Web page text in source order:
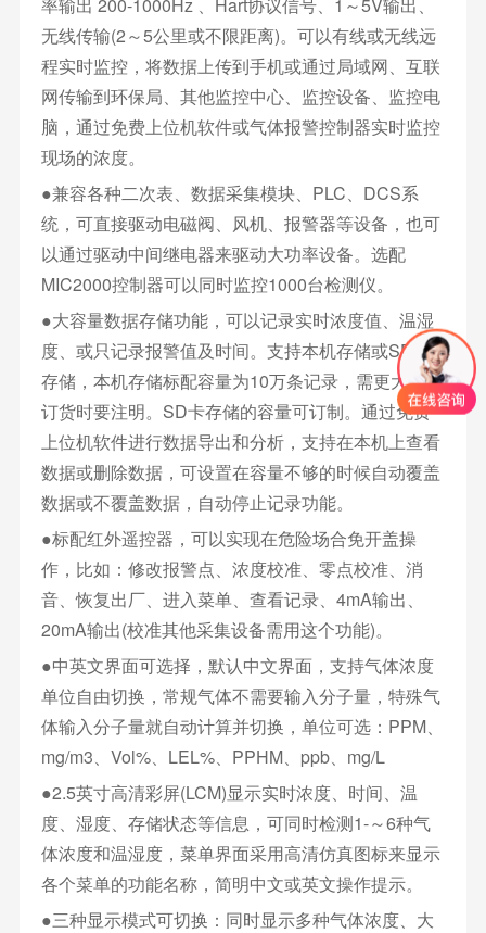
无线传输(2～5公里或不限距离)。可以有线或无线远
程实时监控，将数据上传到手机或通过局域网、互联
网传输到环保局、其他监控中心、监控设备、监控电
脑，通过免费上位机软件或气体报警控制器实时监控
现场的浓度。
●兼容各种二次表、数据采集模块、PLC、DCS系
统，可直接驱动电磁阀、风机、报警器等设备，也可
以通过驱动中间继电器来驱动大功率设备。选配
MIC2000控制器可以同时监控1000台检测仪。
●大容量数据存储功能，可以记录实时浓度值、温湿
度、或只记录报警值及时间。支持本机存储或SD卡
存储，本机存储标配容量为10万条记录，需更大容量
订货时要注明。SD卡存储的容量可订制。通过免费
上位机软件进行数据导出和分析，支持在本机上查看
数据或删除数据，可设置在容量不够的时候自动覆盖
数据或不覆盖数据，自动停止记录功能。
●标配红外遥控器，可以实现在危险场合免开盖操
作，比如：修改报警点、浓度校准、零点校准、消
音、恢复出厂、进入菜单、查看记录、4mA输出、
20mA输出(校准其他采集设备需用这个功能)。
●中英文界面可选择，默认中文界面，支持气体浓度
单位自由切换，常规气体不需要输入分子量，特殊气
体输入分子量就自动计算并切换，单位可选：PPM、
mg/m3、Vol%、LEL%、PPHM、ppb、mg/L
●2.5英寸高清彩屏(LCM)显示实时浓度、时间、温
度、湿度、存储状态等信息，可同时检测1-～6种气
体浓度和温湿度，菜单界面采用高清仿真图标来显示
各个菜单的功能名称，简明中文或英文操作提示。
●三种显示模式可切换：同时显示多种气体浓度、大